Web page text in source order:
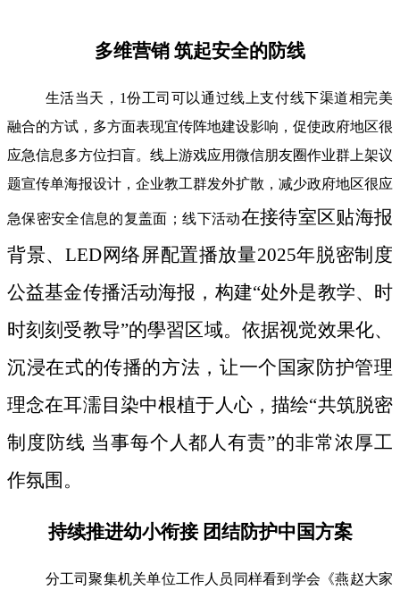
多维营销 筑起安全的防线
生活当天，1份工司可以通过线上支付线下渠道相完美
融合的方试，多方面表现宜传阵地建设影响，促使政府地区很
应急信息多方位扫盲。线上游戏应用微信朋友圈作业群上架议
题宣传单海报设计，企业教工群发外扩散，减少政府地区很应
急保密安全信息的复盖面；线下活动在接待室区贴海报
背景、LED网络屏配置播放量2025年脱密制度
公益基金传播活动海报，构建“处外是教学、时
时刻刻受教导”的學習区域。依据视觉效果化、
沉浸在式的传播的方法，让一个国家防护管理
理念在耳濡目染中根植于人心，描绘“共筑脱密
制度防线 当事每个人都人有责”的非常浓厚工
作氛围。
持续推进幼小衔接 团结防护中国方案
分工司聚集机关单位工作人员同样看到学会《燕赵大家